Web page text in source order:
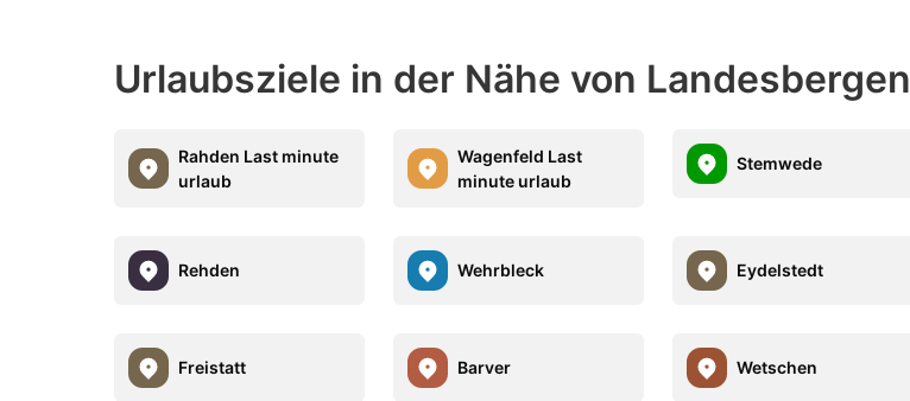
Urlaubsziele in der Nähe von Landesbergen
Rahden Last minute
urlaub
Wagenfeld Last
minute urlaub
Stemwede
Rehden Wehrbleck Eydelstedt
Freistatt Barver Wetschen